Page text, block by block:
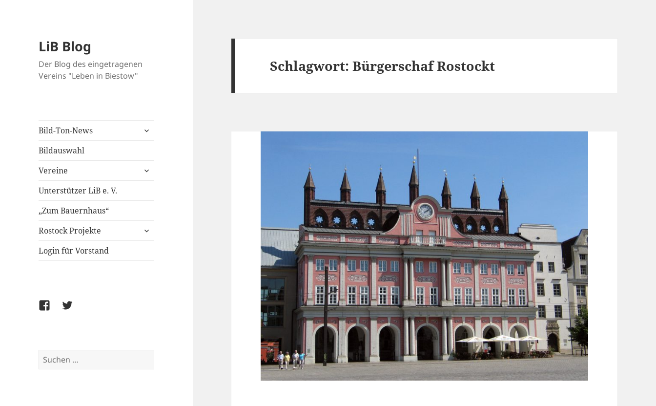
LiB Blog
Der Blog des eingetragenen
Vereins "Leben in Biestow"
Bild-Ton-News
untermenü
Bildauswahl
Vereine
untermenü
Unterstützer LiB e. V.
„Zum Bauernhaus“
Rostock Projekte
untermenü
Login für Vorstand
FacebookTwitter
Suchen
nach:
Schlagwort:Bürgerschaf Rostockt